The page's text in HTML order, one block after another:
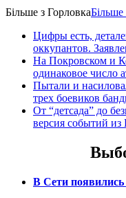
Більше з ГорловкаБільше
Цифры есть,
оккупантов.
На Покровском и
одинаковое число
Пытали и
трех боевиков
От “детсада” до
версия событий из
В Сети